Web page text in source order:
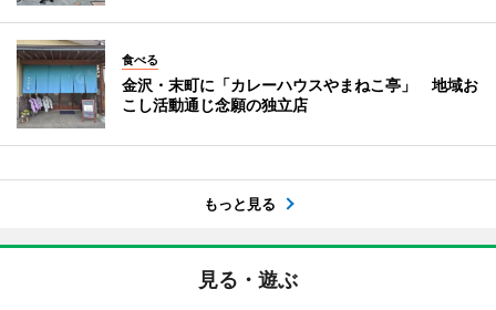
食べる
金沢・末町に「カレーハウスやまねこ亭」 地域お
こし活動通じ念願の独立店
もっと見る
見る・遊ぶ